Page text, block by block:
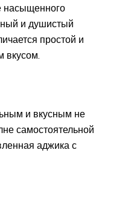
насыщенного
и душистый
простой и
вкусом.
и вкусным не
самостоятельной
аджика с